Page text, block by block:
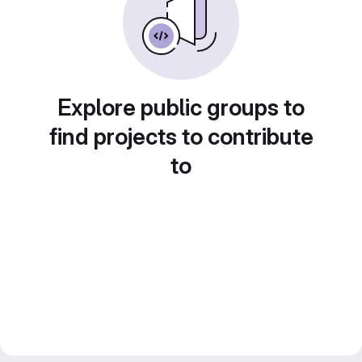
Explore public groups to
find projects to contribute
to